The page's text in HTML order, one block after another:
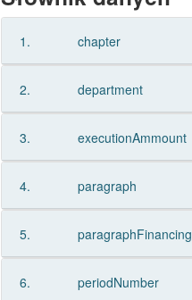
1. chapter
2. department
3. executionAmmount
4. paragraph
5. paragraphFinancing
6. periodNumber